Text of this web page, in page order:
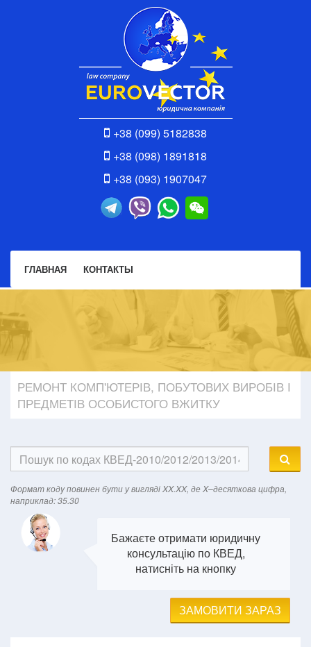
+38 (099) 5182838
+38 (098) 1891818
+38 (093) 1907047
ГЛАВНАЯ КОНТАКТЫ
РЕМОНТ КОМП'ЮТЕРІВ, ПОБУТОВИХ ВИРОБІВ І
ПРЕДМЕТІВ ОСОБИСТОГО ВЖИТКУ
Формат кодy повинен бути у вигляді XX.XX, де X–десяткова цифра,
наприклад: 35.30
Бажаєте отримати юридичну
консультацію по КВЕД,
натисніть на кнопку
ЗАМОВИТИ ЗАРАЗ